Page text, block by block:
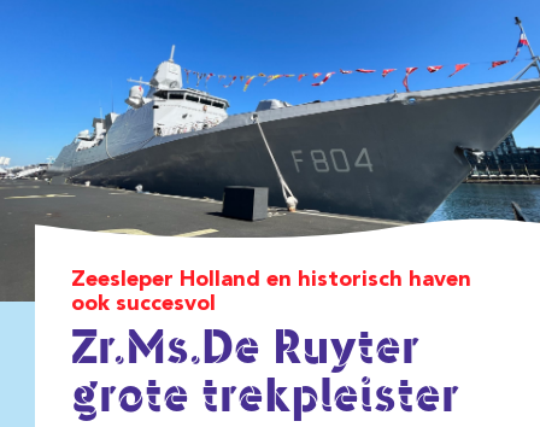
Zeesleper Holland en historisch haven
ook succesvol
Zr.Ms.De Ruyter
grote trekpleister